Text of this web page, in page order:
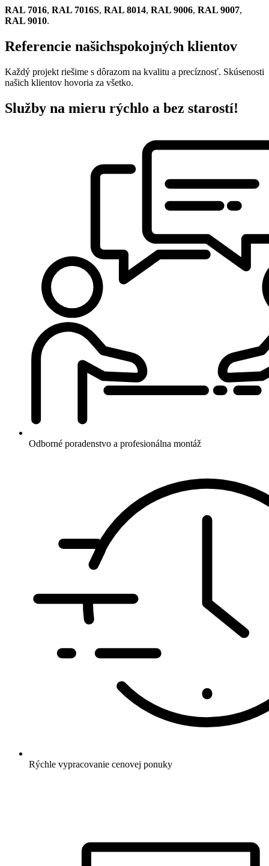
RAL 7016, RAL 7016S, RAL 8014, RAL 9006, RAL 9007,
RAL 9010.
Referencie našichspokojných klientov
Každý projekt riešime s dôrazom na kvalitu a precíznosť. Skúsenosti
našich klientov hovoria za všetko.
Služby na mieru rýchlo a bez starostí!
Odborné poradenstvo a profesionálna montáž
Rýchle vypracovanie cenovej ponuky